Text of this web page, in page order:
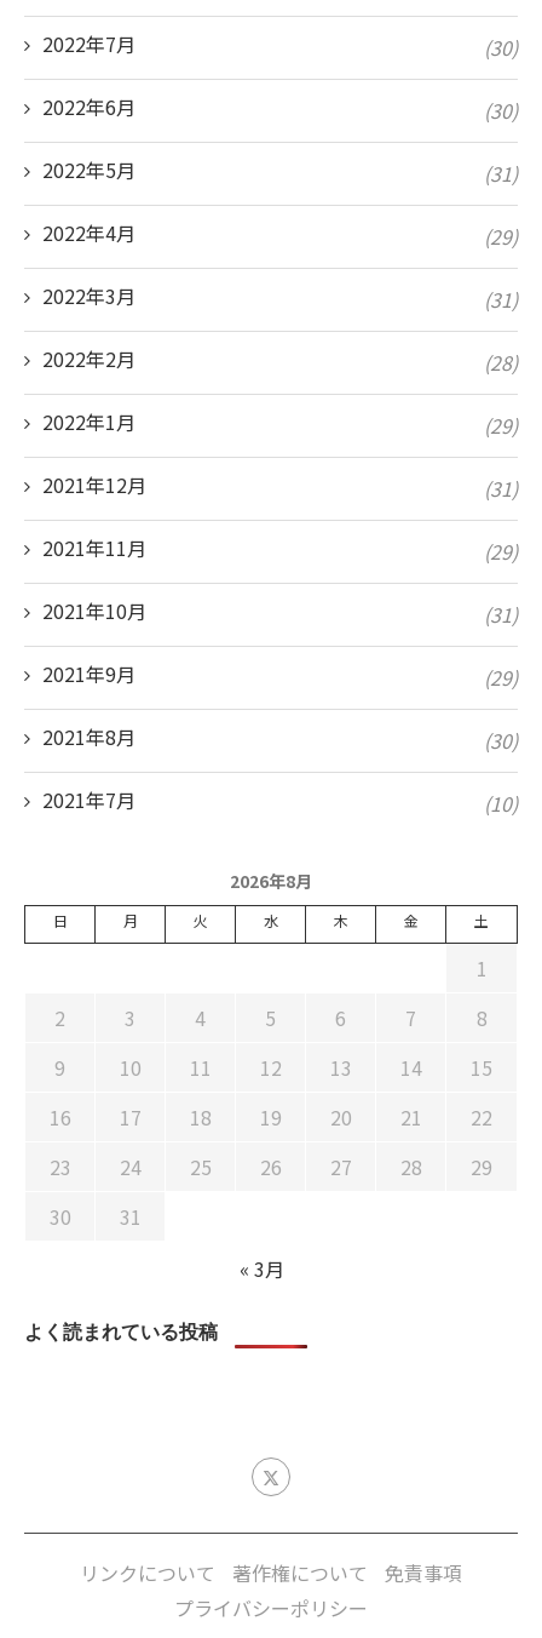
2022年7月 (30)
2022年6月 (30)
2022年5月 (31)
2022年4月 (29)
2022年3月 (31)
2022年2月 (28)
2022年1月 (29)
2021年12月 (31)
2021年11月 (29)
2021年10月 (31)
2021年9月 (29)
2021年8月 (30)
2021年7月 (10)
2026年8月
日 月 火 水 木 金 土
1
2
3 4 5 6 7
8
9
10 11 12 13 14
15
16
17 18 19 20 21
22
23
24 25 26 27 28
29
30
31
« 3月
よく読まれている投稿
リンクについて 著作権について
免責事項
プライバシーポリシー